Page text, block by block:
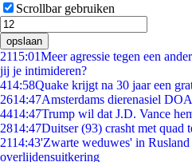
Scrollbar gebruiken
opslaan
2115:01Meer agressie tegen een
jij je intimideren?
414:58Quake krijgt na 30 jaar een
2614:47Amsterdams dierenasiel
4414:47Trump wil dat J.D. Vance
2814:47Duitser (93) crasht met quad
2114:43'Zwarte weduwes' in
overlijdensuitkering